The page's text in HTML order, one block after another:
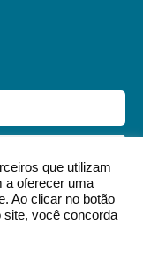
que utilizam
a oferecer uma
Ao clicar no botão
site, você concorda